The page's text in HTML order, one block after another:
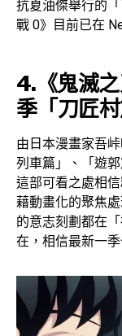
抗夏油傑舉行的
戰 0》目前已在
4. 《鬼滅
季「刀匠村
由日本漫畫家吾
列車篇」、「遊
這部可看之處相
藉動畫化的聚焦
的意志刻劃都在
在，相信最新一